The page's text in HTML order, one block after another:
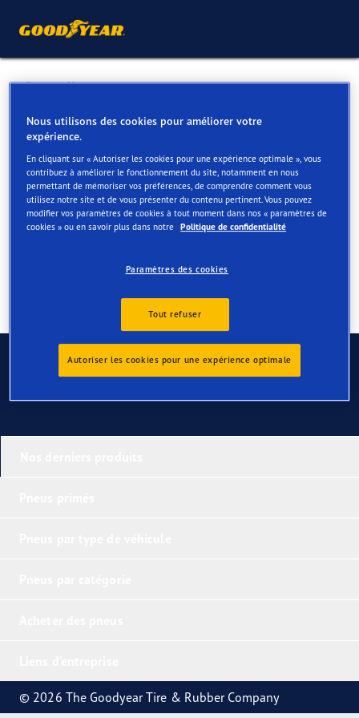
Retour liste
VOLVO | RUTTEN TURNHOUT
Services disponibles en ligne et en magasin
Contact Services Avis
Contactez-nous
© 2026 The Goodyear Tire & Rubber Company
Nous utilisons des cookies pour améliorer votre
expérience.
En cliquant sur « Autoriser les cookies pour une expérience optimale », vous
contribuez à améliorer le fonctionnement du site, notamment en nous
permettant de mémoriser vos préférences, de comprendre comment vous
utilisez notre site et de vous présenter du contenu pertinent. Vous pouvez
modifier vos paramètres de cookies à tout moment dans nos « paramètres de
cookies » ou en savoir plus dans notre Politique de confidentialité
Paramètres des cookies
Tout refuser
Autoriser les cookies pour une expérience optimale